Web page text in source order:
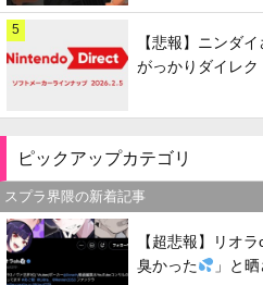
5
【悲報】ニンダ
がっかりダイレク
ピックアップカテゴリ
スプラ界隈の新着記事
【超悲報】リオ
臭かった
」と